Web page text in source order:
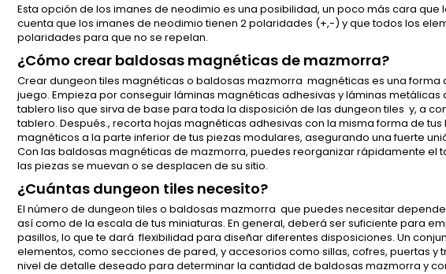
Esta opción de los imanes de neodimio es una posibilidad, un poco más cara
cuenta que los imanes de neodimio tienen 2 polaridades (+,-) y que todos los
polaridades para que no se repelan.
¿Cómo crear baldosas magnéticas de mazmorra?
Crear dungeon tiles magnéticas o baldosas mazmorra magnéticas es una
juego. Empieza por conseguir láminas magnéticas adhesivas y láminas
tablero liso que sirva de base para toda la disposición de las dungeon tiles y, a
tablero. Después., recorta hojas magnéticas adhesivas con la misma forma de
magnéticos a la parte inferior de tus piezas modulares, asegurando una fuerte
Con las baldosas magnéticas de mazmorra, puedes reorganizar rápidamente el
las piezas se muevan o se desplacen de su sitio.
¿Cuántas dungeon tiles necesito?
El número de dungeon tiles o baldosas mazmorra que puedes necesitar
así como de la escala de tus miniaturas. En general, deberá ser suficiente para
pasillos, lo que te dará flexibilidad para diseñar diferentes disposiciones. Un
elementos, como secciones de pared, y accesorios como sillas, cofres, puertas y
nivel de detalle deseado para determinar la cantidad de baldosas mazmorra y